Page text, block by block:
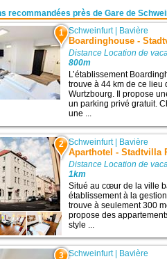
recommandées près de Gare de
1 Schweinfurt| Bavière
Boardinghouse -
Distance Location de
800m
L’établissement
trouve à 44 km de ce lieu
Wurtzbourg. Il propose
un parking privé gratuit.
une ...
2 Schweinfurt| Bavière
Aparthotel - Stadtvilla
Distance Location de
1km
Situé au cœur de la ville
établissement à la
trouve à seulement 300
propose des
style ...
3 Schweinfurt| Bavière